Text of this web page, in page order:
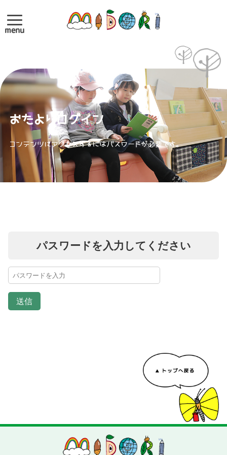
menu
おたよりログイン
コンテンツにアクセスするにはパスワードが必要です。
パスワードを入力してください
送信